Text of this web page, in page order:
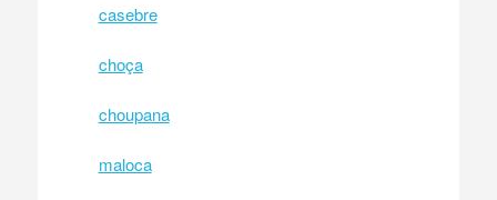
casebre
choça
choupana
maloca